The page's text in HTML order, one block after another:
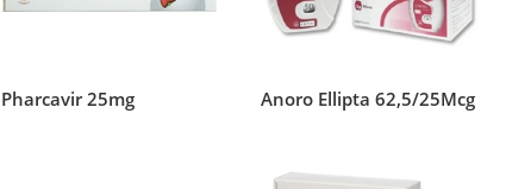
Pharcavir 25mg Anoro Ellipta 62,5/25Mcg